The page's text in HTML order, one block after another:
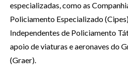
especializadas, como as
Policiamento Especializado
Independentes de Policiamento
apoio de viaturas e aeronaves do
(Graer).